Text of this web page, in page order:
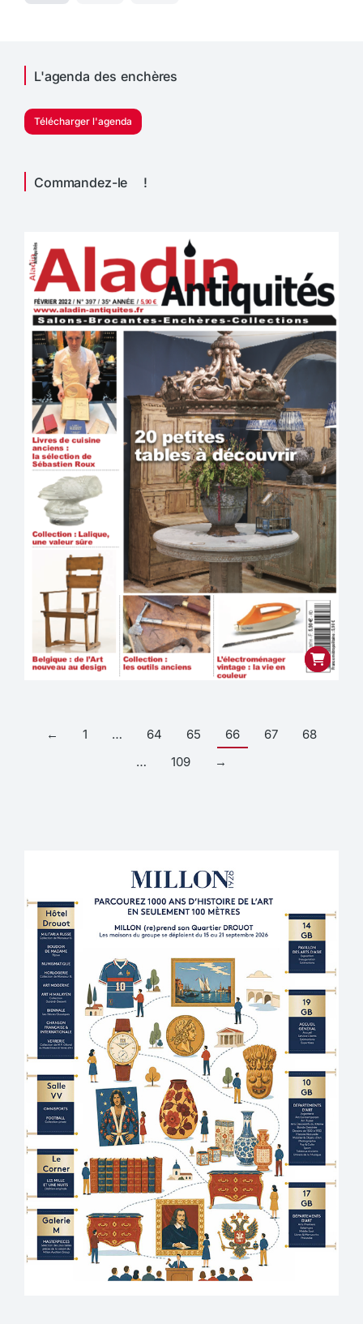
L'agenda des enchères
Télécharger l'agenda
Commandez-le !
← 1 … 64 65 66 67
68
…
109 →